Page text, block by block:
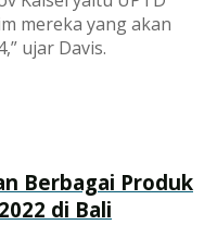
mereka yang akan
ujar Davis.
Berbagai Produk
di Bali